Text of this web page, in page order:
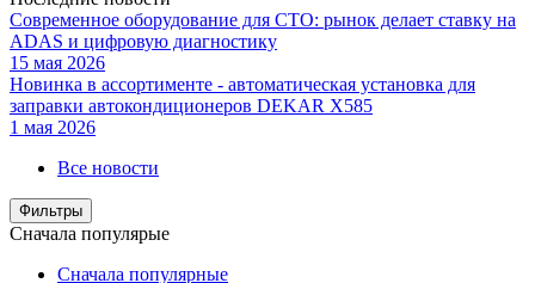
Современное оборудование для СТО: рынок делает ставку на
ADAS и цифровую диагностику
15 мая 2026
Новинка в ассортименте - автоматическая установка для
заправки автокондиционеров DEKAR X585
1 мая 2026
Все новости
Фильтры
Сначала популярые
Сначала популярные